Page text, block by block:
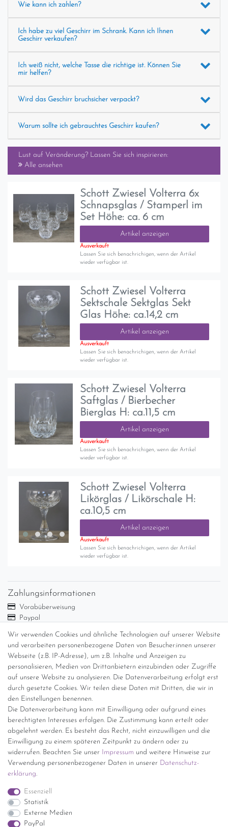
Wie kann ich zahlen?
Ich habe zu viel Geschirr im Schrank. Kann ich Ihnen
Geschirr verkaufen?
Ich weiß nicht, welche Tasse die richtige ist. Können Sie
mir helfen?
Wird das Geschirr bruchsicher verpackt?
Warum sollte ich gebrauchtes Geschirr kaufen?
Lust auf Veränderung? Lassen Sie sich inspirieren:
Alle ansehen
Schott Zwiesel Volterra 6x
Schnapsglas / Stamperl im
Set Höhe: ca. 6 cm
Artikel anzeigen
Ausverkauft
Lassen Sie sich benachrichigen, wenn der Artikel
wieder verfügbar ist.
Schott Zwiesel Volterra
Sektschale Sektglas Sekt
Glas Höhe: ca.14,2 cm
Artikel anzeigen
Ausverkauft
Lassen Sie sich benachrichigen, wenn der Artikel
wieder verfügbar ist.
Schott Zwiesel Volterra
Saftglas / Bierbecher
Bierglas H: ca.11,5 cm
Artikel anzeigen
Ausverkauft
Lassen Sie sich benachrichigen, wenn der Artikel
wieder verfügbar ist.
Schott Zwiesel Volterra
Likörglas / Likörschale H:
ca.10,5 cm
Artikel anzeigen
Ausverkauft
Lassen Sie sich benachrichigen, wenn der Artikel
wieder verfügbar ist.
Wir verwenden Cookies und ähnliche Technologien auf unserer Website
und verarbeiten personenbezogene Daten von Besucher:innen unserer
Webseite (z.B. IP-Adresse), um z.B. Inhalte und Anzeigen zu
personalisieren, Medien von Drittanbietern einzubinden oder Zugriffe
auf unsere Website zu analysieren. Die Datenverarbeitung erfolgt erst
durch gesetzte Cookies. Wir teilen diese Daten mit Dritten, die wir in
den Einstellungen benennen.
Die Datenverarbeitung kann mit Einwilligung oder aufgrund eines
berechtigten Interesses erfolgen. Die Zustimmung kann erteilt oder
abgelehnt werden. Es besteht das Recht, nicht einzuwilligen und die
Einwilligung zu einem späteren Zeitpunkt zu ändern oder zu
widerrufen. Beachten Sie unser Impressum und weitere Hinweise zur
Verwendung personenbezogener Daten in unserer Daten­schutz­
erklärung.
Essenziell
Statistik
Externe Medien
PayPal
Zahlungsinformationen
Vorabüberweisung
Paypal
Versandinformationen
Versand per GLS (6,90 Euro) oder DHL (8,49 Euro ) inkl. MwSt.
(innerhalb Deutschlands)
kostenfreie Lieferung ab 150 Euro Warenwert (innerhalb
Deutschlands)
Übersicht Internationale Versandkosten
Wir kaufen an
Sie haben zuviel Porzellan im Schrank? Gerne kaufen wir dieses an.
Einfach unverbindliches Angebot anfordern.
*Endpreis inkl. MwSt. (Dieser Artikel unterliegt gem. § 25a
UStG der Differenzbesteuerung, ein Ausweis der
Mehrwertsteuer auf der Rechnung erfolgt nicht.)